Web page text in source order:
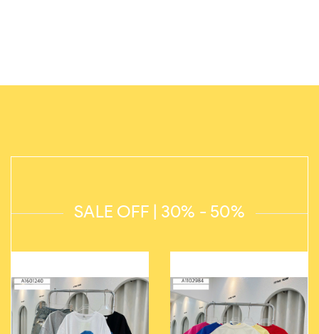
SALE OFF | 30% - 50%